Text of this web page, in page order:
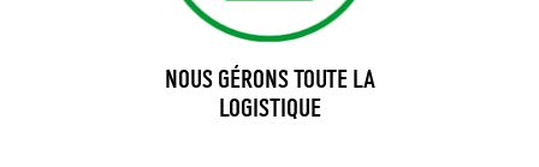
NOUS GÉRONS TOUTE LA
LOGISTIQUE